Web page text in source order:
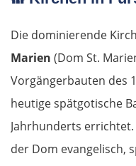
Die dominierende
Marien (Dom St.
Vorgängerbauten des
heutige spätgotische
Jahrhunderts
der Dom evangelisch,